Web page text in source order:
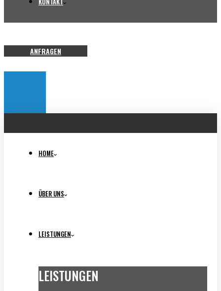
ANFRAGEN
HOME
ÜBER UNS
LEISTUNGEN
LEISTUNGEN